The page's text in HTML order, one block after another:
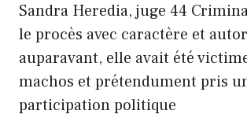
Sandra Heredia, juge 44
le procès avec caractère et
auparavant, elle avait été
machos et prétendument pris
participation politique